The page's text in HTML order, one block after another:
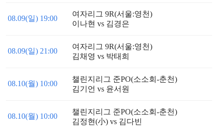
08.09(일) 19:00
여자리그 9R(서울:영천)
이나현 vs 김경은
08.09(일) 21:00
여자리그 9R(서울:영천)
김채영 vs 박태희
08.10(월) 10:00
챌린지리그 준PO(소소회-춘천)
김기언 vs 윤서원
08.10(월) 10:00
챌린지리그 준PO(소소회-춘천)
김정현(小) vs 김다빈